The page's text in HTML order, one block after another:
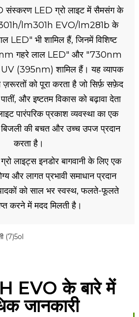
संस्करण LED ग्रो लाइट में सैमसंग के
lm301h EVO/lm281b के
LED" भी शामिल हैं, जिनमें विशिष्ट
गहरे लाल LED" और "730nm
(395nm) शामिल हैं। यह व्यापक
ज़रूरतों को पूरा करता है जो सिर्फ़ सफ़ेद
और इष्टतम विकास को बढ़ावा देता
पारंपरिक प्रकाश व्यवस्था का एक
की बचत और उच्च उपज प्रदान
करता है।
लाइट्स इनडोर बागवानी के लिए एक
और लागत प्रभावी समाधान प्रदान
को साल भर स्वस्थ, फलते-फूलते
करने में मदद मिलती है।
EVO के बारे में
जानकारी